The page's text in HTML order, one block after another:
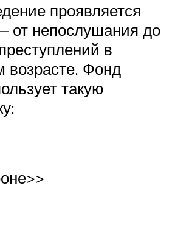
проявляется
от непослушания до
в
возрасте. Фонд
такую